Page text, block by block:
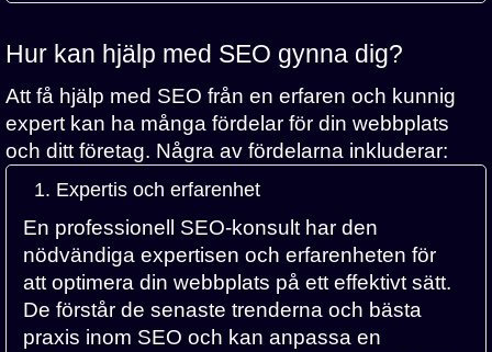
Hur kan hjälp med SEO gynna dig?
Att få hjälp med SEO från en erfaren och kunnig
expert kan ha många fördelar för din webbplats
och ditt företag. Några av fördelarna inkluderar:
1. Expertis och erfarenhet
En professionell SEO-konsult har den
nödvändiga expertisen och erfarenheten för
att optimera din webbplats på ett effektivt sätt.
De förstår de senaste trenderna och bästa
praxis inom SEO och kan anpassa en